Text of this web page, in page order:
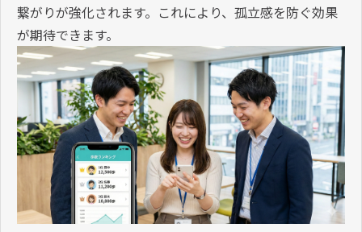
繋がりが強化されます。これにより、孤立感を防ぐ効果
が期待できます。